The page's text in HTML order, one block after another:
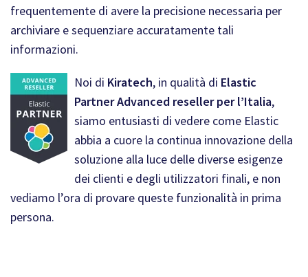
frequentemente di avere la precisione necessaria per
archiviare e sequenziare accuratamente tali
informazioni.
Noi di Kiratech, in qualità di Elastic
Partner Advanced reseller per l’Italia,
siamo entusiasti di vedere come Elastic
abbia a cuore la continua innovazione della
soluzione alla luce delle diverse esigenze
dei clienti e degli utilizzatori finali, e non
vediamo l’ora di provare queste funzionalità in prima
persona.